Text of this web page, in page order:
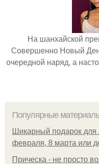
На шанхайской
Совершенно Новый
очередной наряд, а
Популярные
Шикарный подарок
февраля, 8 марта или
Прическа - не просто